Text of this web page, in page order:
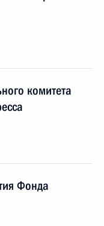
комитета
Фонда